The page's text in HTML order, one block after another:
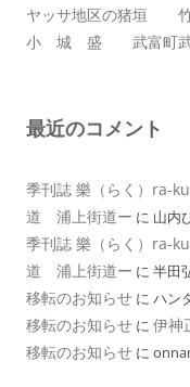
ヤッサ地区の猪垣 竹
小 城 盛 武富町武
最近のコメント
季刊誌 樂（らく）ra-
道 浦上街道ー に 山内
季刊誌 樂（らく）ra-
道 浦上街道ー に 半田
移転のお知らせ に ハン
移転のお知らせ に 伊神
移転のお知らせ に